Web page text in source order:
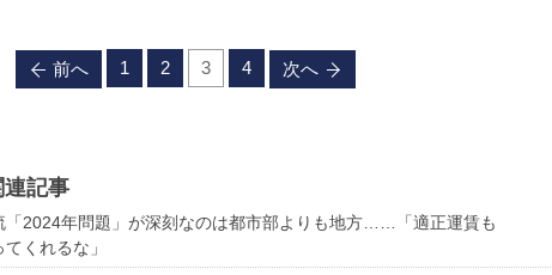
前へ 1 2 3 4 次へ
記事
「2024年問題」が深刻なのは都市部よりも地方……「適正運賃も
くれるな」